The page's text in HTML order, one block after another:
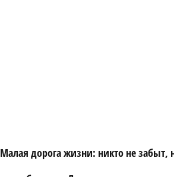
Малая дорога жизни: никто не забыт,